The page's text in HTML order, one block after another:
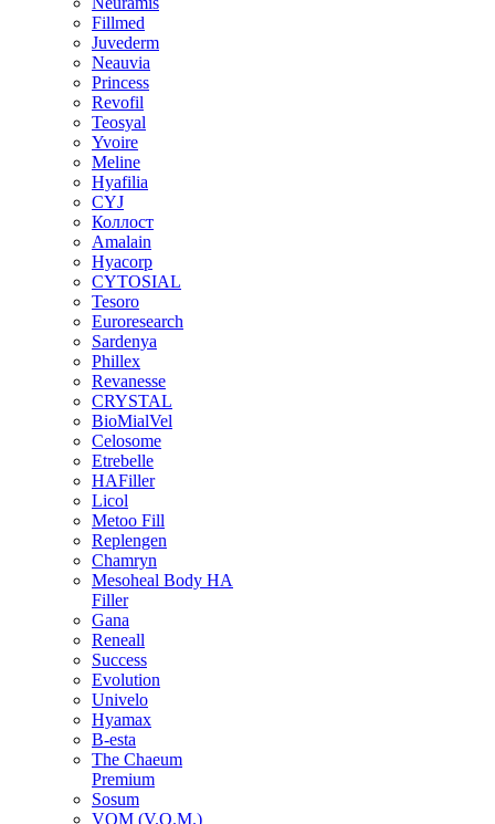
Fillmed
Juvederm
Neauvia
Princess
Revofil
Teosyal
Yvoire
Meline
Hyafilia
CYJ
Коллост
Amalain
Hyacorp
CYTOSIAL
Tesoro
Euroresearch
Sardenya
Phillex
Revanesse
CRYSTAL
BioMialVel
Celosome
Etrebelle
HAFiller
Licol
Metoo Fill
Replengen
Chamryn
Mesoheal Body HA
Filler
Gana
Reneall
Success
Evolution
Univelo
Hyamax
B-esta
The Chaeum
Premium
Sosum
VOM (V.O.M.)